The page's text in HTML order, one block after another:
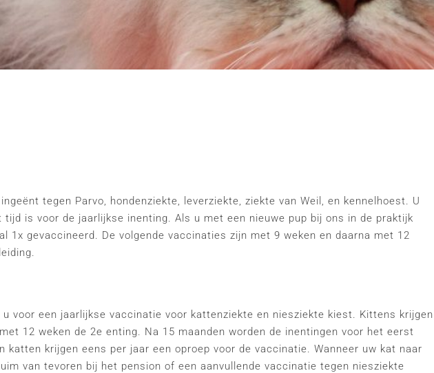
tegen Parvo, hondenziekte, leverziekte, ziekte van Weil, en kennelhoest. U
is voor de jaarlijkse inenting. Als u met een nieuwe pup bij ons in de praktijk
1x gevaccineerd. De volgende vaccinaties zijn met 9 weken en daarna met 12
voor een jaarlijkse vaccinatie voor kattenziekte en niesziekte kiest. Kittens krijgen
12 weken de 2e enting. Na 15 maanden worden de inentingen voor het eerst
katten krijgen eens per jaar een oproep voor de vaccinatie. Wanneer uw kat naar
van tevoren bij het pension of een aanvullende vaccinatie tegen niesziekte